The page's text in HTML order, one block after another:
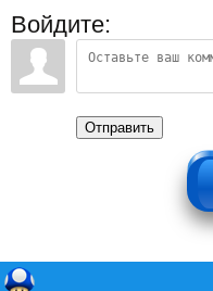
Войдите:
Отправить